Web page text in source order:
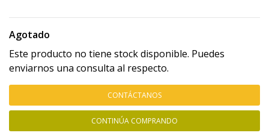
Agotado
Este producto no tiene stock disponible. Puedes
enviarnos una consulta al respecto.
CONTÁCTANOS
CONTINÚA COMPRANDO